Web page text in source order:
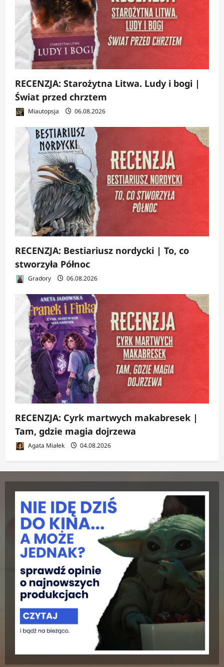
RECENZJA: Starożytna Litwa. Ludy i bogi |
Świat przed chrztem
Miautopsja 06.08.2026
RECENZJA: Bestiariusz nordycki | To, co
stworzyła Północ
Gradory 06.08.2026
RECENZJA: Cyrk martwych makabresek |
Tam, gdzie magia dojrzewa
Agata Miałek 04.08.2026